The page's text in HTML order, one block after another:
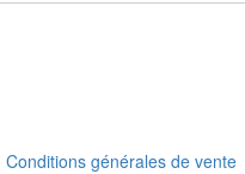
Conditions générales de vente